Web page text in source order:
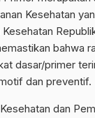
Kesehatan
bahwa
dasar/primer
dan preventif.
dan